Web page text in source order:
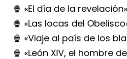
🍿 «El día de la revelación»
🍿 «Las locas del
🍿 «Viaje al país de los
🍿 «León XIV, el hombre